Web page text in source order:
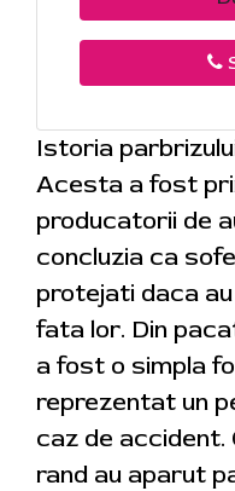
Istoria
Acesta a fost
producatorii de
concluzia ca
protejati daca
fata lor. Din
a fost o simpla
reprezentat un
caz de accident.
rand au aparut